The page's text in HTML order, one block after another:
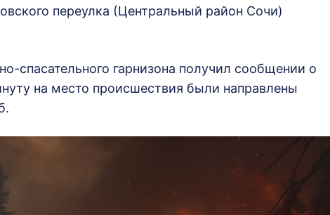
переулка (Центральный район Сочи)
спасательного гарнизона получил сообщении о
на место происшествия были направлены